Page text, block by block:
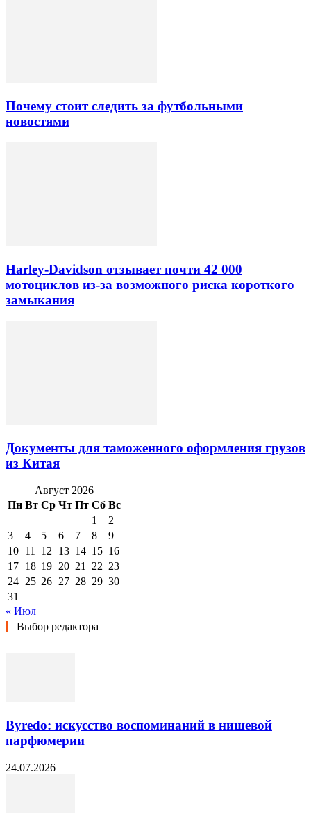
Почему стоит следить за футбольными
новостями
Harley-Davidson отзывает почти 42 000
мотоциклов из-за возможного риска короткого
замыкания
Документы для таможенного оформления грузов
из Китая
Август 2026
Пн Вт Ср Чт Пт Сб Вс
1
2
3
4 5 6 7 8
9
10 11 12 13 14 15 16
17 18 19 20 21 22 23
24 25 26 27 28 29 30
31
« Июл
Выбор редактора
Byredo: искусство воспоминаний в нишевой
парфюмерии
24.07.2026